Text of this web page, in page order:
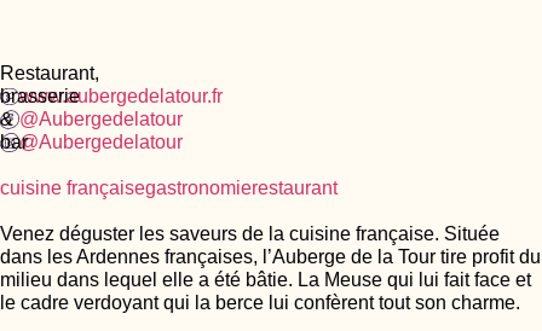
Restaurant,
brasserie
&
bar
www.aubergedelatour.fr
@Aubergedelatour
@Aubergedelatour
cuisine françaisegastronomierestaurant
Venez déguster les saveurs de la cuisine française. Située
dans les Ardennes françaises, l’Auberge de la Tour tire profit du
milieu dans lequel elle a été bâtie. La Meuse qui lui fait face et
le cadre verdoyant qui la berce lui confèrent tout son charme.